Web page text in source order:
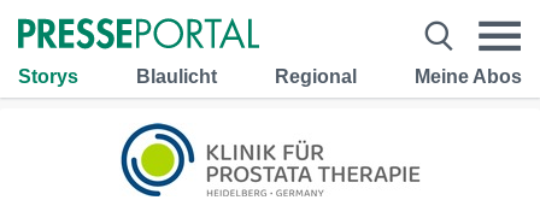
Storys Blaulicht Regional Meine Abos